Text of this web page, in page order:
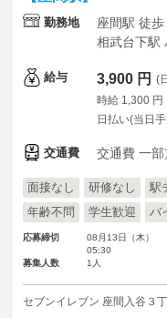
勤務地
座間駅 徒歩
相武台下駅
給与 3,900 円 (
時給 1,300 円
日払い(当日
交通費 交通費 一部
面接なし 研修なし 駅
年齢不問
学生歓迎 バ
応募締切
08月13日（木）
05:30
募集人数
1人
セブンイレブン 座間入谷３